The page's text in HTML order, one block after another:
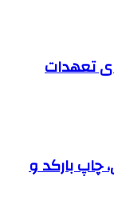
تعهدات
چاپ بارکد و